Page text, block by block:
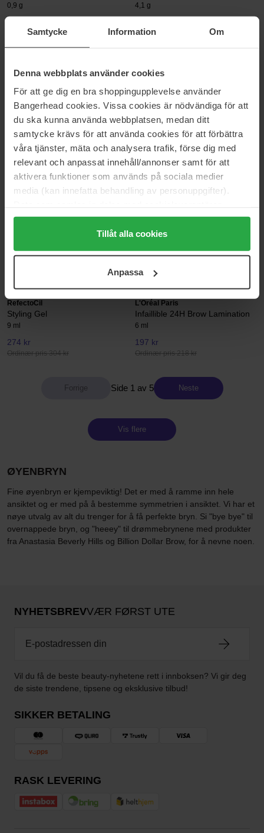
Samtycke Information Om
Denna webbplats använder cookies
För att ge dig en bra shoppingupplevelse använder
Bangerhead cookies. Vissa cookies är nödvändiga för att
du ska kunna använda webbplatsen, medan ditt
samtycke krävs för att använda cookies för att förbättra
våra tjänster, mäta och analysera trafik, förse dig med
relevant och anpassat innehåll/annonser samt för att
aktivera funktioner som används på sociala medier
media (kan innefatta behandling av personuppgifter).
Genom att trycka på "Tillåt alla cookies" accepterar du
alla cookies, medan du under "Detaljer" kan anpassa
användningen av cookies. Du kan när som helst återkalla
samt vår Integritetspolicy.
Tillåt alla cookies
Anpassa
0,9 g
Ordinær pris 350 kr
4,1 g
Ordinær pris 359 kr
Eye Brow Definer
198 kr
Ordinær pris 219 kr
The Brow Glue Crazy Lift
177 kr
Ordinær pris 196 kr
MAC Cosmetics
Veluxe Brow Liner
319 kr
Pixi
Brow Tamer
167 kr
Ordinær pris 185 kr
Brow Tint
The Sculpting Brow Pen
Volumize & Waterproof
Waterproof
Ordinær pris 159 kr
RefectoCil
Styling Gel
9 ml
274 kr
Ordinær pris 304 kr
L'Oréal Paris
Infaillible 24H Brow Lamination
6 ml
197 kr
Ordinær pris 218 kr
Side 1 av 5 Neste
Vis flere
ØYENBRYN
Fine øyenbryn er kjempeviktig! Det er med å ramme inn hele
ansiktet og er med på å bestemme symmetrien i ansiktet. Vi har et
nøye utvalg av alt du trenger for å få perfekte bryn. Si "bye bye" til
overnappede bryn, og "heeey" til drømmebrynene med produkter
fra Anastasia Beverly Hills og Billion Dollar Brow, for å nevne noen.
NYHETSBREVVÆR FØRST UTE
Vil du få de beste beauty-nyhetene rett i innboksen? Vi gir deg
de siste trendene, tipsene og eksklusive tilbud!
SIKKER BETALING
RASK LEVERING